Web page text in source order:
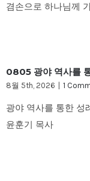
겸손으로 하나님께
0805 광야 역사를
8월 5th, 2026 1
광야 역사를 통한 성
윤훈기 목사